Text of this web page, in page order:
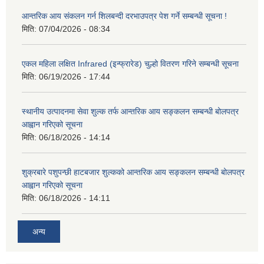
आन्तरिक आय संकलन गर्न शिलबन्दी दरभाउपत्र पेश गर्ने सम्बन्धी सूचना !
मिति: 07/04/2026 - 08:34
एकल महिला लक्षित Infrared (इन्फ्रारेड) चुल्हो वितरण गरिने सम्बन्धी सूचना
मिति: 06/19/2026 - 17:44
स्थानीय उत्पादनमा सेवा शुल्क तर्फ आन्तरिक आय सङ्कलन सम्बन्धी बोलपत्र
आह्वान गरिएको सूचना
मिति: 06/18/2026 - 14:14
शुक्रबारे पशुपन्छी हाटबजार शुल्कको आन्तरिक आय सङ्कलन सम्बन्धी बोलपत्र
आह्वान गरिएको सूचना
मिति: 06/18/2026 - 14:11
अन्य